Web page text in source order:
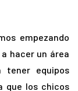
empezando
a hacer un área
tener equipos
que los chicos